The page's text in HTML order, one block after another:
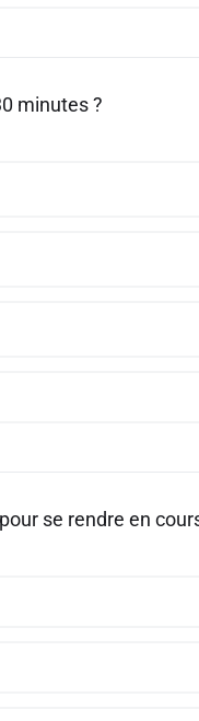
minutes ?
se rendre en